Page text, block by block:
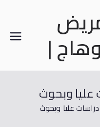
|
وبحوث
عليا وبحوث